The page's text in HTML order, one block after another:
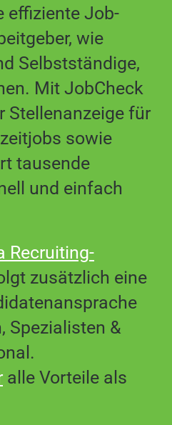
effiziente Job-
wie
Selbstständige,
Mit JobCheck
Stellenanzeige für
sowie
tausende
und einfach
Recruiting-
zusätzlich eine
Spezialisten &
alle Vorteile als